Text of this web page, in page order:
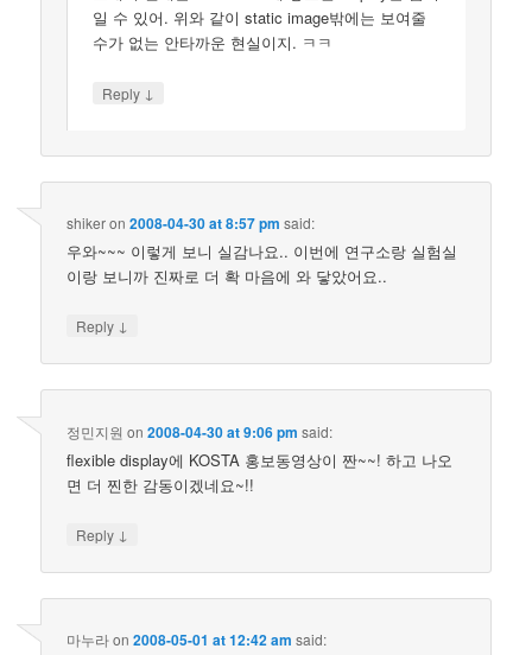
일 수 있어. 위와 같이 static image밖에는 보여줄
수가 없는 안타까운 현실이지. ㅋㅋ
Reply ↓
shikeron2008-04-30 at 8:57 pm said:
우와~~~ 이렇게 보니 실감나요.. 이번에 연구소랑 실험실
이랑 보니까 진짜로 더 확 마음에 와 닿았어요..
Reply ↓
정민지원 on2008-04-30 at 9:06 pm said:
flexible display에 KOSTA 홍보동영상이 짠~~! 하고 나오
면 더 찐한 감동이겠네요~!!
Reply ↓
마누라on2008-05-01 at 12:42 am said: